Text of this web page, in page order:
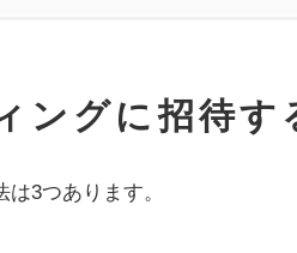
ングに招待す
3つあります。